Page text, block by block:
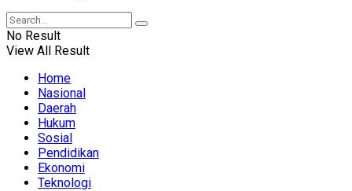
No Result
View All Result
Home
Nasional
Daerah
Hukum
Sosial
Pendidikan
Ekonomi
Teknologi